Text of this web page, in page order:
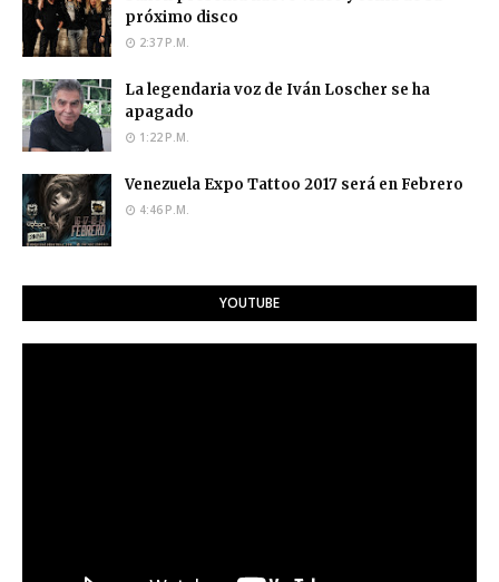
próximo disco
2:37 P.M.
La legendaria voz de Iván Loscher se ha
apagado
1:22 P.M.
Venezuela Expo Tattoo 2017 será en Febrero
4:46 P.M.
YOUTUBE